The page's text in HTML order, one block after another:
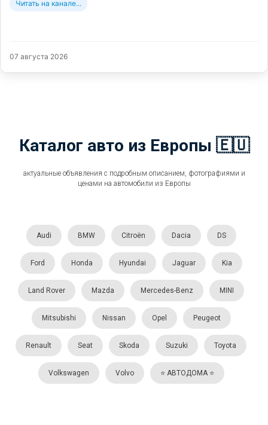
Читать на канале...
07 августа 2026
Каталог авто из Европы 🇪🇺
актуальные объявления с подробным описанием, фотографиями и
ценами на автомобили из Европы
Audi BMW Citroën Dacia DS
Ford Honda Hyundai Jaguar Kia
Land Rover Mazda Mercedes-Benz MINI
Mitsubishi Nissan Opel Peugeot
Renault Seat Skoda Suzuki Toyota
Volkswagen Volvo ⭐️ АВТОДОМА ⭐️